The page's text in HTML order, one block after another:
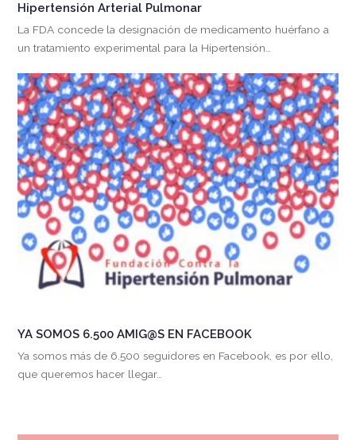
Hipertensión Arterial Pulmonar
La FDA concede la designación de medicamento huérfano a
un tratamiento experimental para la Hipertensión…
YA SOMOS 6.500 AMIG@S EN FACEBOOK
Ya somos más de 6.500 seguidores en Facebook, es por ello,
que queremos hacer llegar…